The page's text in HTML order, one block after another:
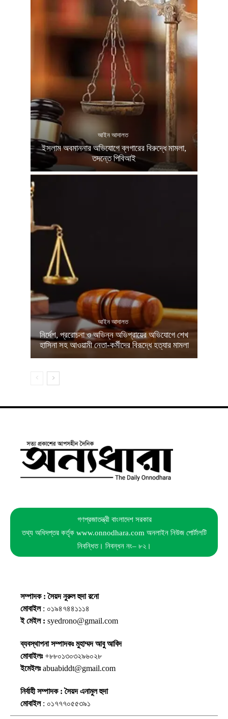
আইন আদালত
ইসলাম অবমাননার অভিযোগে ব্লগারের বিরুদ্ধে মামলা,
তদন্তে পিবিআই
আইন আদালত
নির্দেশ, প্ররোচনা ও অভিন্ন অভিপ্রায়ের অভিযোগে শেখ
হাসিনা সহ আওয়ামী নেতা-কর্মীদের বিরূদ্ধে হত্যার মামলা
গণপ্রজাতন্ত্রী বাংলাদেশ সরকার
তথ্য অধিদপ্তর কর্তৃক www.onnodhara.com অনলাইন নিউজ পোর্টালটি
নিবন্ধিত। নিবন্ধন নং– ৮২।
সম্পাদক : সৈয়দ নুরুল হুদা রনো
মোবাইল: ০১৯৪৭৪৪১১১৪
ই মেইল : syedrono@gmail.com
ব্যবস্থাপনা সম্পাদকঃ মুহাম্মদ আবু আবিদ
মোবাইলঃ+৮৮০১৩০৩২৯৬০২৮
ইমেইলঃabuabiddt@gmail.com
নির্বাহী সম্পাদক : সৈয়দ এনামুল হুদা
মোবাইল: ০১৭৭৭০৫৫৩৯১